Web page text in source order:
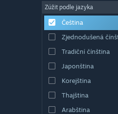
Zúžit podle jazyka
Čeština
Zjednodušená
Tradiční čínština
Japonština
Korejština
Thajština
Arabština